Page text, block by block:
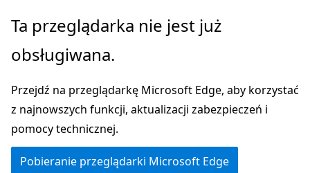
Przejdź
głównej
Ta przeglądarka nie jest już
obsługiwana.
Przejdź na przeglądarkę Microsoft Edge, aby korzystać
z najnowszych funkcji, aktualizacji zabezpieczeń i
pomocy technicznej.
Pobieranie przeglądarki Microsoft Edge